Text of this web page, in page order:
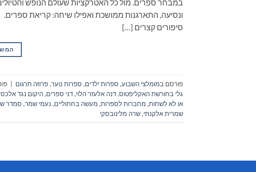
במבחר ספרים. מול כל האטרקציות שעולם הנופש
ונסיעה, התארגנות ממושכת ואפילו שיחה: קריאת
סיפורים קצרים […]
פורסם במומלצי השבוע, ספרות ילדים, ספרות נוער,פרוזה תרגום
גלי בחורשת האקליפטוס,דנה אלעזר הלוי,דני ספרים,היקום נגד אלכס
או לא לשחות, מחברות לספרות, מעשה בחתוליים, נעמי שמר, סמדר
שמרית אלקנתי,שרה מלינובסקי